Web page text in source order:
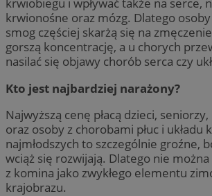
krwiobiegu i wpływać także na serce,
krwionośne oraz mózg. Dlatego
smog częściej skarżą się na
gorszą koncentrację, a u chorych
nasilać się objawy chorób serca czy
Kto jest najbardziej narażony?
Najwyższą cenę płacą dzieci,
oraz osoby z chorobami płuc i układu
najmłodszych to szczególnie groźne,
wciąż się rozwijają. Dlatego nie
z komina jako zwykłego elementu
krajobrazu.